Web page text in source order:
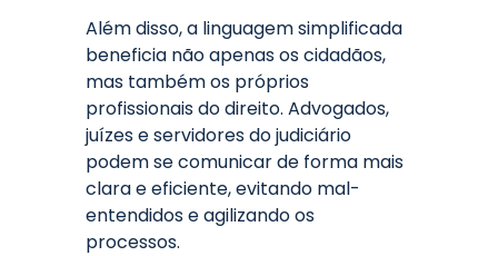
Além disso, a linguagem simplificada
beneficia não apenas os cidadãos,
mas também os próprios
profissionais do direito. Advogados,
juízes e servidores do judiciário
podem se comunicar de forma mais
clara e eficiente, evitando mal-
entendidos e agilizando os
processos.